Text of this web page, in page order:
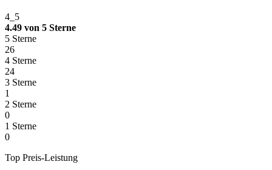
4_5
4.49 von 5 Sterne
5 Sterne
26
4 Sterne
24
3 Sterne
1
2 Sterne
0
1 Sterne
0
Top Preis-Leistung